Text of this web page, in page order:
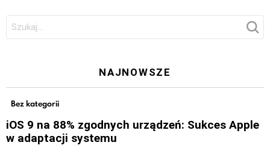
Szukaj:
NAJNOWSZE
Bez kategorii
iOS 9 na 88% zgodnych urządzeń: Sukces Apple
w adaptacji systemu